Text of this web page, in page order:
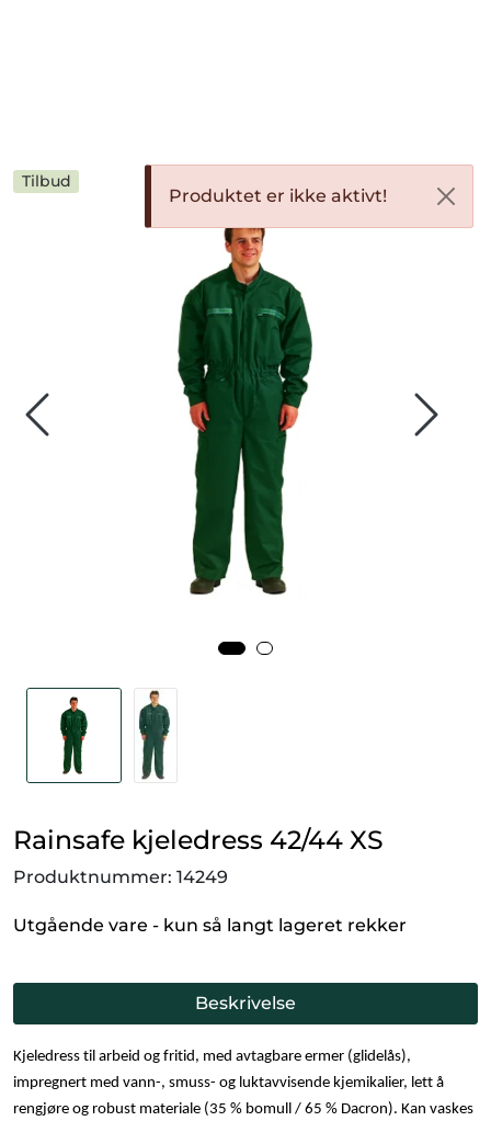
Produktet er ikke aktivt!
Tilbud
Rainsafe kjeledress 42/44 XS
Produktnummer: 14249
Utgående vare - kun så langt lageret rekker
Beskrivelse
Kjeledress til arbeid og fritid, med avtagbare ermer (glidelås),
impregnert med vann-, smuss- og luktavvisende kjemikalier, lett å
rengjøre og robust materiale (35 % bomull / 65 % Dacron). Kan vaskes
Klinikkutstyr
Videresalgsprodukter
Vetnordic
Gammalt nytt